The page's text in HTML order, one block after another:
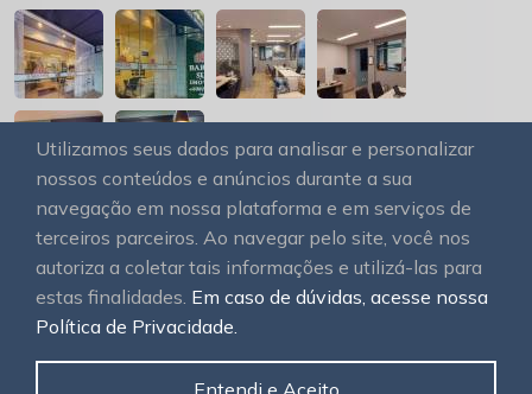
Utilizamos seus dados para analisar e personalizar
nossos conteúdos e anúncios durante a sua
navegação em nossa plataforma e em serviços de
terceiros parceiros. Ao navegar pelo site, você nos
autoriza a coletar tais informações e utilizá-las para
estas finalidades. Em caso de dúvidas, acesse nossa
Política de Privacidade.
Entendi e Aceito
© 2026 OAWEB site e sistemas para imobiliárias
os direitos reservados.